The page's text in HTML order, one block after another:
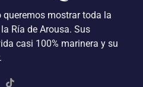
queremos mostrar toda la
Ría de Arousa. Sus
casi 100% marinera y su